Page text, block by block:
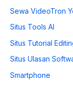
Sewa VideoTron
Situs Tools AI
Situs Tutorial
Situs Ulasan
Smartphone